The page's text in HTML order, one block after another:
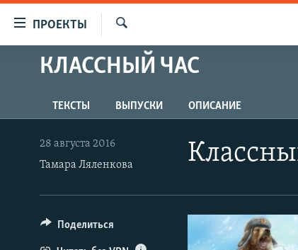
упрощенного
Вернуться
к
основному
содержанию
навигации
Вернутся
ПРОЕКТЫ
ПРОГРАММЫ
АВТОРСКИЕ ПРОЕКТЫ
ЦИТАТЫ СВОБОДЫ
МНЕНИЯ
КУЛЬТУРА
IDEL.РЕАЛИИ
КАВКАЗ.РЕАЛИИ
КЛАССНЫЙ ЧАС
ТЕКСТЫ ВЫПУСКИ ОПИСАНИЕ
28 августа 2016
Тамара Ляленкова
Поделиться